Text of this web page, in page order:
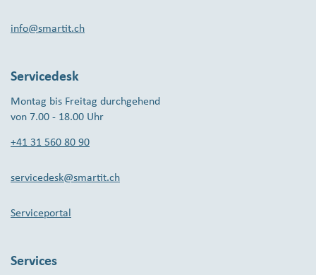
info@smartit.ch
Servicedesk
Montag bis Freitag durchgehend
von 7.00 - 18.00 Uhr
+41 31 560 80 90
servicedesk@smartit.ch
Serviceportal
Services